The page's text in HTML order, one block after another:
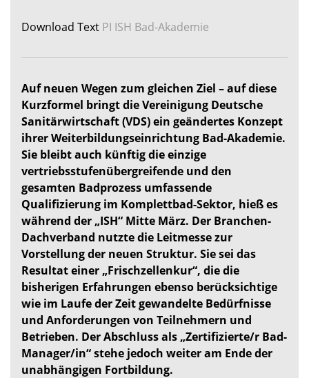
Download Text PI ISH Bad-Akademie
Auf neuen Wegen zum gleichen Ziel – auf diese
Kurzformel bringt die Vereinigung Deutsche
Sanitärwirtschaft (VDS) ein geändertes Konzept
ihrer Weiterbildungseinrichtung Bad-Akademie.
Sie bleibt auch künftig die einzige
vertriebsstufenübergreifende und den
gesamten Badprozess umfassende
Qualifizierung im Komplettbad-Sektor, hieß es
während der „ISH“ Mitte März. Der Branchen-
Dachverband nutzte die Leitmesse zur
Vorstellung der neuen Struktur. Sie sei das
Resultat einer „Frischzellenkur“, die die
bisherigen Erfahrungen ebenso berücksichtige
wie im Laufe der Zeit gewandelte Bedürfnisse
und Anforderungen von Teilnehmern und
Betrieben. Der Abschluss als „Zertifizierte/r Bad-
Manager/in“ stehe jedoch weiter am Ende der
unabhängigen Fortbildung.